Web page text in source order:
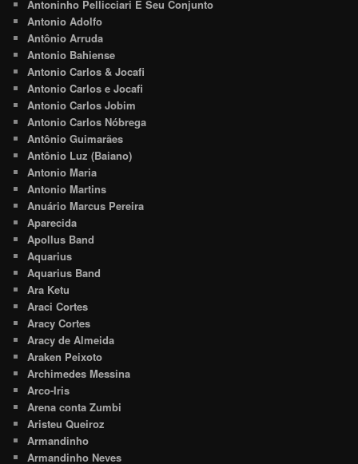
Antoninho Pellicciari E Seu Conjunto
Antonio Adolfo
Antônio Arruda
Antonio Bahiense
Antonio Carlos & Jocafi
Antonio Carlos e Jocafi
Antonio Carlos Jobim
Antonio Carlos Nóbrega
Antônio Guimarães
Antônio Luz (Baiano)
Antonio Maria
Antonio Martins
Anuário Marcus Pereira
Aparecida
Apollus Band
Aquarius
Aquarius Band
Ara Ketu
Araci Cortes
Aracy Cortes
Aracy de Almeida
Araken Peixoto
Archimedes Messina
Arco-Iris
Arena conta Zumbi
Aristeu Queiroz
Armandinho
Armandinho Neves